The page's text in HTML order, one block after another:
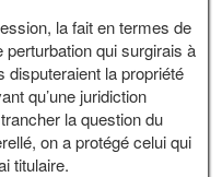
la fait en termes de
qui surgirais à
disputeraient la propriété
qu’une juridiction
la question du
on a protégé celui qui
titulaire.